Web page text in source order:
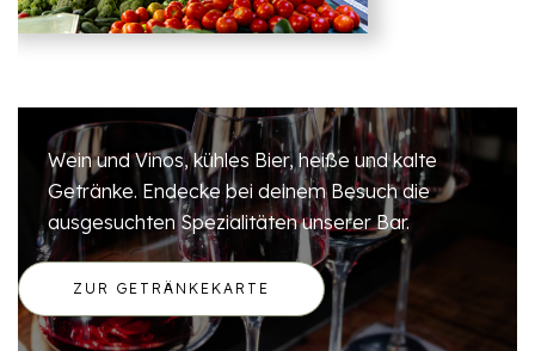
Wein und Vinos, kühles Bier, heiße und kalte
Getränke. Endecke bei deinem Besuch die
ausgesuchten Spezialitäten unserer Bar.
ZUR GETRÄNKEKARTE